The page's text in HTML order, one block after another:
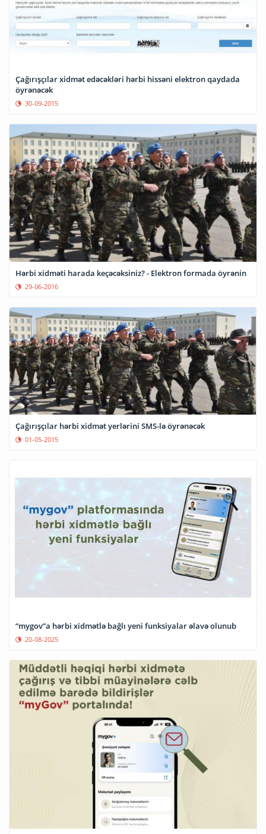
Çağırışçılar xidmət edəcəkləri hərbi hissəni elektron qaydada
öyrənəcək
30-09-2015
Hərbi xidməti harada keçəcəksiniz? - Elektron formada öyrənin
29-06-2016
Çağırışçılar hərbi xidmət yerlərini SMS-lə öyrənəcək
01-05-2015
“mygov”a hərbi xidmətlə bağlı yeni funksiyalar əlavə olunub
20-08-2025